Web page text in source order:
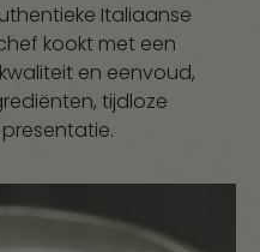
Italiaanse
kookt met een
en eenvoud,
tijdloze